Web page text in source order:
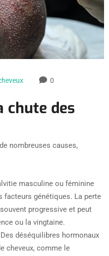
0
chute des
nombreuses causes,
masculine ou féminine
facteurs génétiques. La perte
progressive et peut
ou la vingtaine.
déséquilibres hormonaux
cheveux, comme le